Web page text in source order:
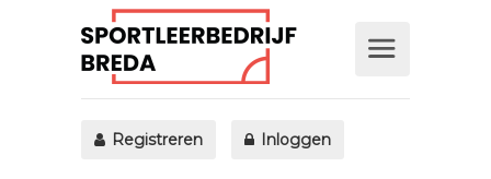
Registreren Inloggen